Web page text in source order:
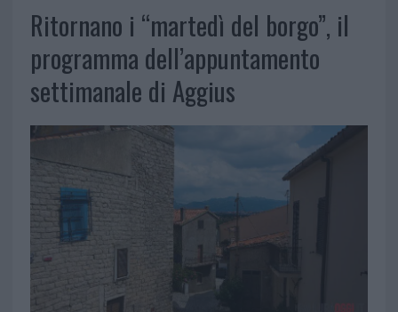
Ritornano i “martedì del borgo”, il
programma dell’appuntamento
settimanale di Aggius